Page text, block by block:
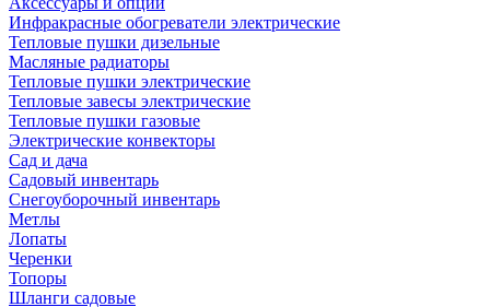
Инфракрасные обогреватели электрические
Тепловые пушки дизельные
Масляные радиаторы
Тепловые пушки электрические
Тепловые завесы электрические
Тепловые пушки газовые
Электрические конвекторы
Сад и дача
Садовый инвентарь
Снегоуборочный инвентарь
Метлы
Лопаты
Черенки
Топоры
Шланги садовые